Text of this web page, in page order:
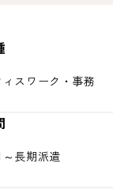
ィスワーク・事務
～長期派遣